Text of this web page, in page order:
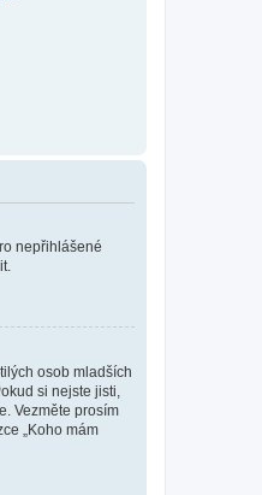
nepřihlášené
osob mladších
si nejste jisti,
Vezměte prosím
„Koho mám